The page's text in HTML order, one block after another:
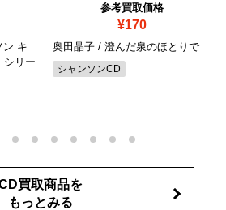
ン キ
シリー
参考買取価格
¥170
奥田晶子 / 澄んだ泉のほとりで
シャンソンCD
買取商品を
もっとみる